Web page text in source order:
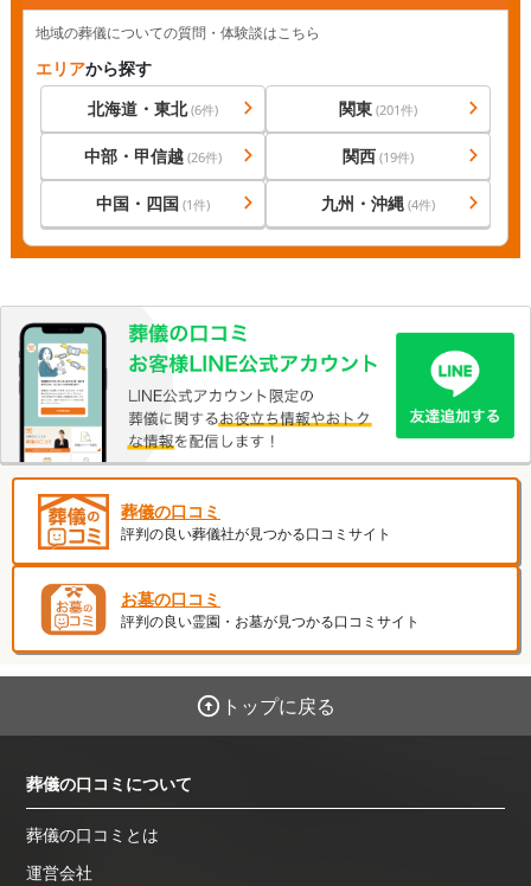
地域の葬儀についての質問・体験談はこちら
エリアから探す
北海道・東北(6件) 関東 (201件)
中部・甲信越 (26件) 関西 (19件)
中国・四国 (1件) 九州・沖縄 (4件)
葬儀の口コミ
評判の良い葬儀社が見つかる口コミサイト
お墓の口コミ
評判の良い霊園・お墓が見つかる口コミサイト
トップに戻る
葬儀の口コミについて
葬儀の口コミとは
運営会社